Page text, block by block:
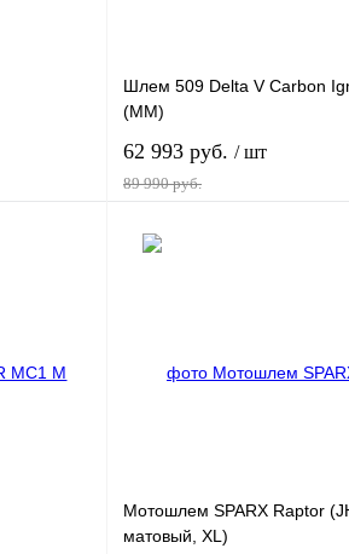
Шлем 509 Delta V Carbon
(MM)
62 993 руб. / шт
89 990 руб.
Мотошлем SPARX Raptor
матовый, XL)